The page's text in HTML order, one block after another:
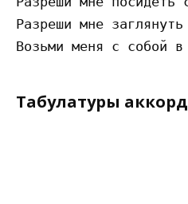
Разреши мне
Табулатуры